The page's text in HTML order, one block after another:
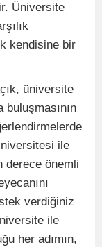
Üniversite
kendisine bir
üniversite
ile
derece önemli
verdiğiniz
ile
her adımın,